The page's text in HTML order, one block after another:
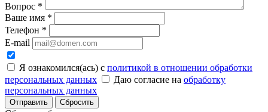
Вопрос *
Ваше имя *
Телефон *
E-mail
Я ознакомился(ась) с политикой в отношении обработки
персональных данных
Даю согласие на обработку
персональных данных
Сбросить